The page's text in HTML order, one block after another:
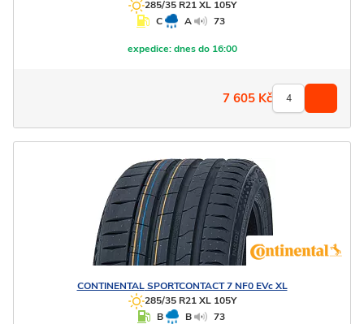
285/35 R21 XL 105Y
C
A 73
expedice:dnes do 16:00
7 605 Kč
CONTINENTALSPORTCONTACT 7 NF0 EVc XL
285/35 R21 XL 105Y
B
B 73